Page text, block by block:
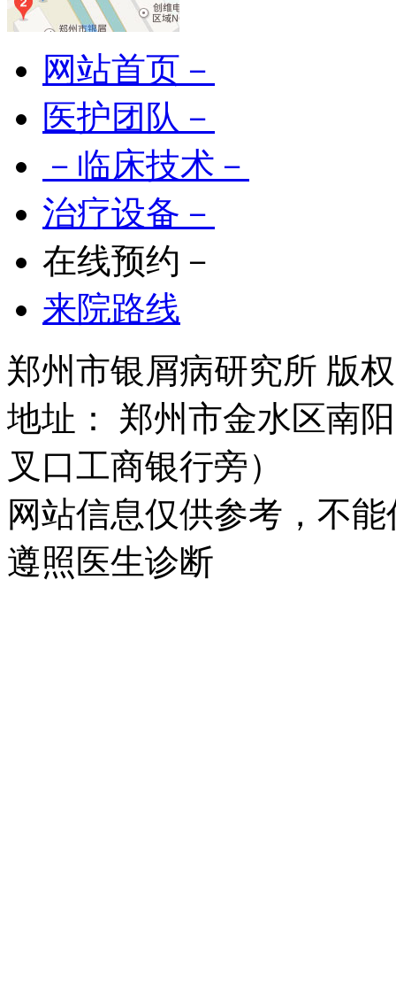
网站首页－
医护团队－
－临床技术－
治疗设备－
在线预约－
来院路线
郑州市银屑病研究所 版
地址： 郑州市金水区南
叉口工商银行旁）
网站信息仅供参考，不
遵照医生诊断